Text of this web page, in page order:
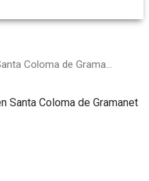
Las 10 Mejores Peluqueros en Santa Coloma de Gramanet [2024]